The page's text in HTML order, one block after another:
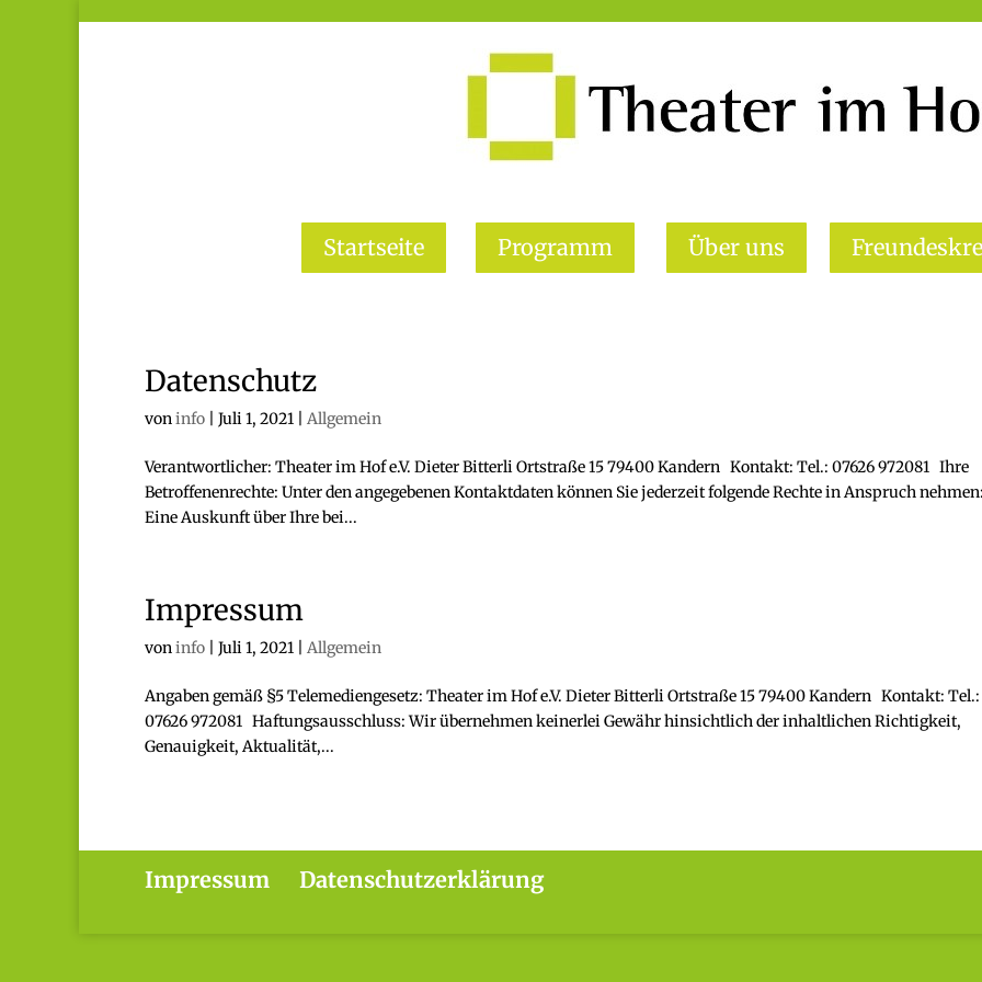
Startseite Programm Über uns
Datenschutz
voninfo Juli 1, 2021 Allgemein
Verantwortlicher: Theater im Hof e.V. Dieter Bitterli Ortstraße 15 79400 Kandern Kontakt: Tel.: 07626 972081 Ihre
Betroffenenrechte: Unter den angegebenen Kontaktdaten können Sie jederzeit folgende Rechte in Anspruch
Eine Auskunft über Ihre bei...
Impressum
voninfo Juli 1, 2021 Allgemein
Angaben gemäß §5 Telemediengesetz: Theater im Hof e.V. Dieter Bitterli Ortstraße 15 79400 Kandern Kontakt: Tel.:
07626 972081 Haftungsausschluss: Wir übernehmen keinerlei Gewähr hinsichtlich der inhaltlichen Richtigkeit,
Genauigkeit, Aktualität,...
Impressum Datenschutzerklärung